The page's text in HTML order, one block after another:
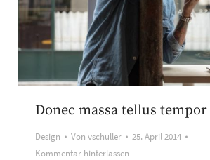
Donec massa tellus
Design Von vschuller
25. April 2014
Kommentar hinterlassen